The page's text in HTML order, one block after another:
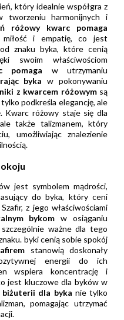
który idealnie współgra z
tworzeniu harmonijnych i
różowy kwarc pomaga
i empatię, co jest
znaku byka, które cenią
swoim właściwościom
pomaga w utrzymaniu
byka w pokonywaniu
z kwarcem różowymsą
podkreśla elegancję, ale
Kwarc różowy staje się dla
także talizmanem, który
umożliwiając znalezienie
jest symbolem mądrości,
do byka, który ceni
z jego właściwościami
bykom w osiąganiu
ważne dla tego
byki cenią sobie spokój
stanowią doskonały
energii do ich
wspiera koncentrację i
jest kluczowe dla byków w
biżuterii dla byka nie tylko
pomagając utrzymać